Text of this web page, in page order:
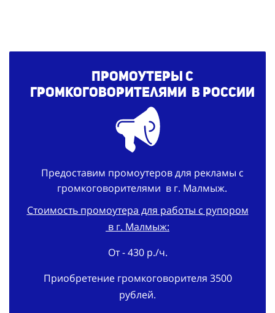
Промоутеры с
громкоговорителями в России
Предоставим промоутеров для рекламы с
громкоговорителями в г. Малмыж.
Стоимость промоутера для работы с рупором
в г. Малмыж:
От - 430 р./ч.
Приобретение громкоговорителя 3500
рублей.